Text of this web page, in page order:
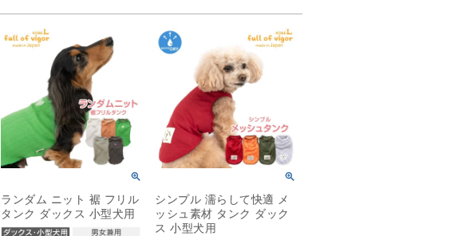
ランダム ニット 裾 フリル
タンク ダックス 小型犬用
シンプル 濡らして快適 メ
ッシュ素材 タンク ダック
ス 小型犬用